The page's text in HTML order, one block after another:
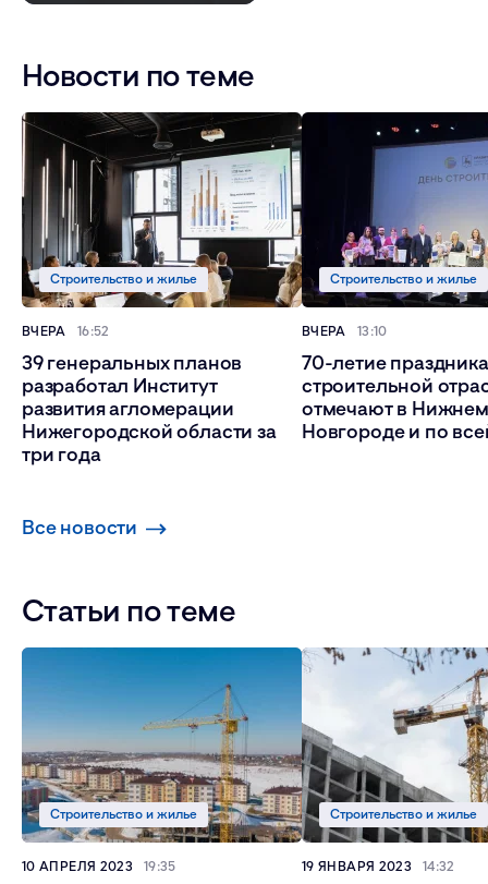
Новости по теме
39 генеральных планов
разработал Институт
развития агломерации
Нижегородской области за
три года
Строительство и жилье
ВЧЕРА 16:52
70-летие праздника
строительной
отмечают в Нижнем
Новгороде и по
Строительство и жилье
ВЧЕРА 13:10
Все новости
Статьи по теме
Строительство и жилье
10 АПРЕЛЯ 2023 19:35
Строительство и жилье
19 ЯНВАРЯ 2023 14:32